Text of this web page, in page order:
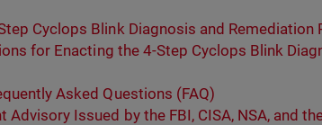
Cyclops Blink Diagnosis and Remediation
for Enacting the 4-Step Cyclops Blink
Asked Questions (FAQ)
Advisory Issued by the FBI, CISA, NSA, and